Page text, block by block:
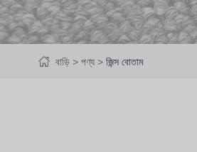
বাড়ি পণ্য জিন্স বোতাম